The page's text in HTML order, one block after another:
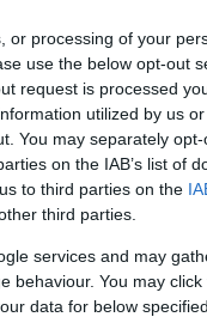
or processing of your
use the below opt-out
request is processed
utilized by us
You may separately
on the IAB’s list of
to third parties on the
third parties.
services and may
behaviour. You may
data for below
λάθη με τους